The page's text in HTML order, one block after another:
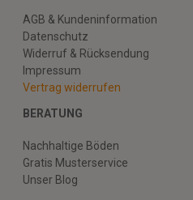
AGB & Kundeninformation
Datenschutz
Widerruf & Rücksendung
Impressum
Vertrag widerrufen
BERATUNG
Nachhaltige Böden
Gratis Musterservice
Unser Blog